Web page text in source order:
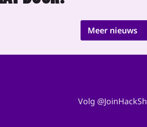
Meer nieuws
Volg